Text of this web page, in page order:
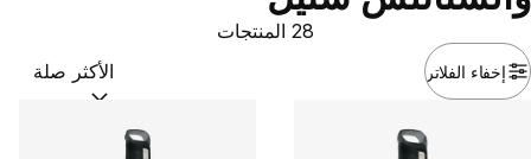
إخفاء الفلاتر
28 المنتجات
ترتيب حسب: